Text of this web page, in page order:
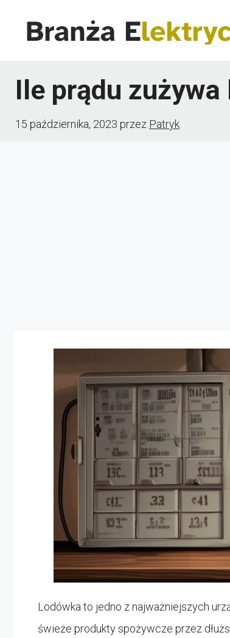
Ile prądu
15 października, 2023 przez Patryk
Lodówka to jedno z najważniejszych
świeże produkty spożywcze przez